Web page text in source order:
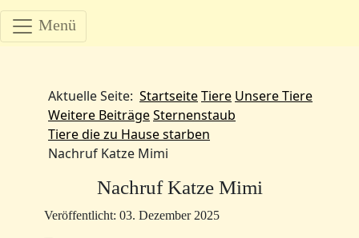
Menü
Aktuelle Seite: StartseiteTiere Unsere Tiere
Weitere BeiträgeSternenstaub
Tiere die zu Hause starben
Nachruf Katze Mimi
Nachruf Katze Mimi
Veröffentlicht: 03. Dezember 2025